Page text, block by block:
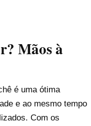
Mãos à
é uma ótima
e ao mesmo tempo
Com os